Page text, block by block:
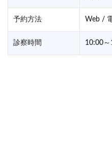
予約方法 Web /
診察時間 10:00